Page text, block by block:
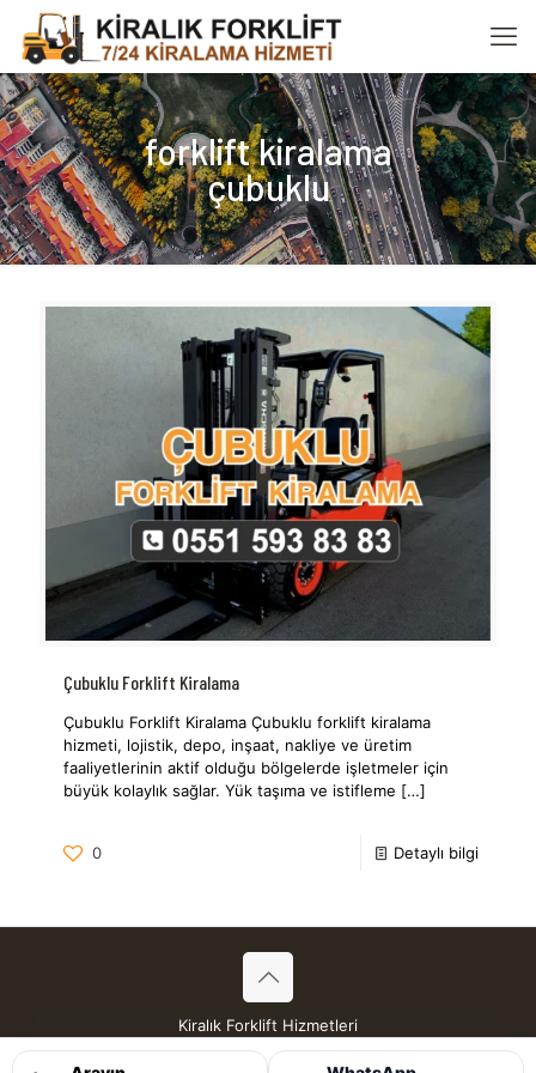
forklift kiralama
çubuklu
Çubuklu Forklift Kiralama
Çubuklu Forklift Kiralama Çubuklu forklift kiralama
hizmeti, lojistik, depo, inşaat, nakliye ve üretim
faaliyetlerinin aktif olduğu bölgelerde işletmeler için
büyük kolaylık sağlar. Yük taşıma ve istifleme […]
0 Detaylı bilgi
Kiralık Forklift Hizmetleri
Tüm Hakları Saklıdır © 2026